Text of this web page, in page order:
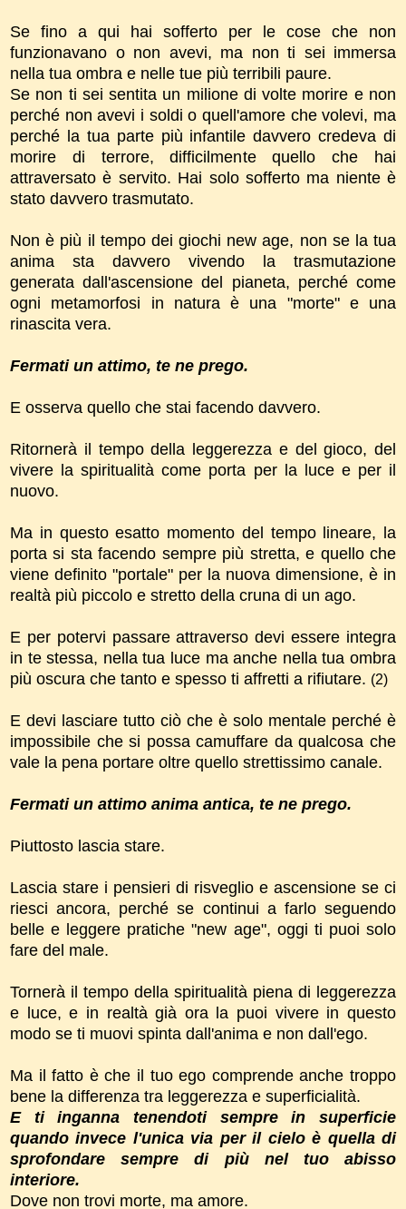
Se fino a qui hai sofferto per le cose che non
funzionavano o non avevi, ma non ti sei immersa
nella tua ombra e nelle tue più terribili paure.
Se non ti sei sentita un milione di volte morire e non
perché non avevi i soldi o quell'amore che volevi, ma
perché la tua parte più infantile davvero credeva di
morire di terrore, difficilmente quello che hai
attraversato è servito. Hai solo sofferto ma niente è
stato davvero trasmutato.
Non è più il tempo dei giochi new age, non se la tua
anima sta davvero vivendo la trasmutazione
generata dall'ascensione del pianeta, perché come
ogni metamorfosi in natura è una "morte" e una
rinascita vera.
Fermati un attimo, te ne prego.
E osserva quello che stai facendo davvero.
Ritornerà il tempo della leggerezza e del gioco, del
vivere la spiritualità come porta per la luce e per il
nuovo.
Ma in questo esatto momento del tempo lineare, la
porta si sta facendo sempre più stretta, e quello che
viene definito "portale" per la nuova dimensione, è in
realtà più piccolo e stretto della cruna di un ago.
E per potervi passare attraverso devi essere integra
in te stessa, nella tua luce ma anche nella tua ombra
più oscura che tanto e spesso ti affretti a rifiutare. (2)
E devi lasciare tutto ciò che è solo mentale perché è
impossibile che si possa camuffare da qualcosa che
vale la pena portare oltre quello strettissimo canale.
Fermati un attimo anima antica, te ne prego.
Piuttosto lascia stare.
Lascia stare i pensieri di risveglio e ascensione se ci
riesci ancora, perché se continui a farlo seguendo
belle e leggere pratiche "new age", oggi ti puoi solo
fare del male.
Tornerà il tempo della spiritualità piena di leggerezza
e luce, e in realtà già ora la puoi vivere in questo
modo se ti muovi spinta dall'anima e non dall'ego.
Ma il fatto è che il tuo ego comprende anche troppo
bene la differenza tra leggerezza e superficialità.
E ti inganna tenendoti sempre in superficie
quando invece l'unica via per il cielo è quella di
sprofondare sempre di più nel tuo abisso
interiore.
Dove non trovi morte, ma amore.